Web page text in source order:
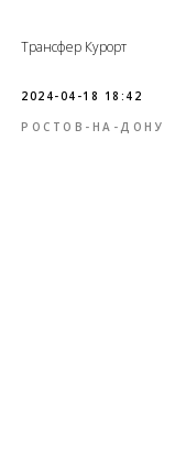
Трансфер Курорт
2024-04-18 18:42
РОСТОВ-НА-ДОНУ